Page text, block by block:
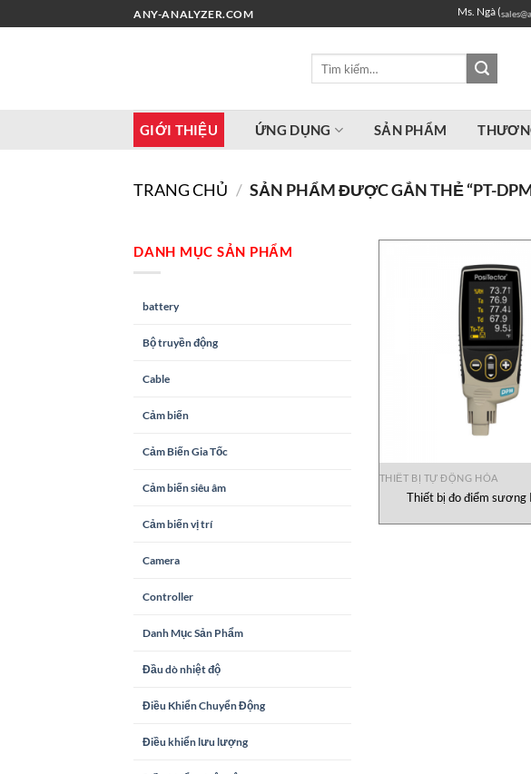
đến
ANY-ANALYZER.COM Ms. Ngà (
GIỚI THIỆU ỨNG DỤNG SẢN PHẨM
TRANG CHỦ / SẢN PHẨM ĐƯỢC GẮN THẺ “PT-
DANH MỤC SẢN PHẨM
battery
Bộ truyền động
Cable
Cảm biến
Cảm Biến Gia Tốc
Cảm biến siêu âm
Cảm biến vị trí
Camera
Controller
Danh Mục Sản Phẩm
Đầu dò nhiệt độ
Điều Khiển Chuyển Động
Điều khiển lưu lượng
THIẾT BỊ TỰ ĐỘNG HÓA
Thiết bị đo điểm sương